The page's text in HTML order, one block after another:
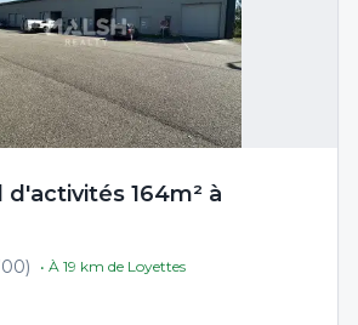
d'activités 164m² à
) • À 19 km de Loyettes